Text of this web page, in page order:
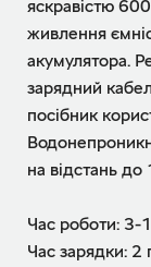
яскравістю
живлення
акумулятора.
зарядний
посібник
на відстань
Час роботи: 3-
Час зарядки: 2